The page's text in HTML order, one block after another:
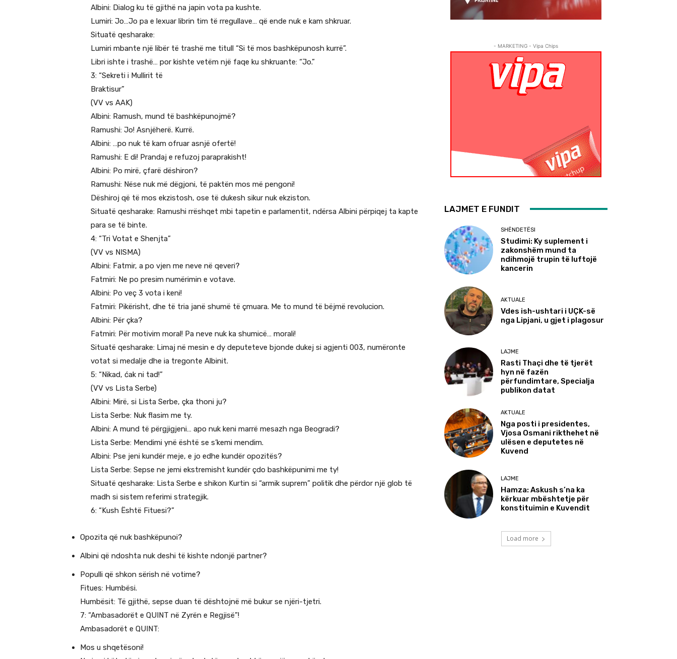
Albini: Dialog ku të gjithë na japin vota pa kushte.
Lumiri: Jo…Jo pa e lexuar librin tim të rregullave… që ende nuk e kam shkruar.
Situatë qesharake:
Lumiri mbante një libër të trashë me titull “Si të mos bashkëpunosh kurrë”.
Libri ishte i trashë… por kishte vetëm një faqe ku shkruante: “Jo.”
3: “Sekreti i Mullirit të
Braktisur”
(VV vs AAK)
Albini: Ramush, mund të bashkëpunojmë?
Ramushi: Jo! Asnjëherë. Kurrë.
Albini: …po nuk të kam ofruar asnjë ofertë!
Ramushi: E di! Prandaj e refuzoj paraprakisht!
Albini: Po mirë, çfarë dëshiron?
Ramushi: Nëse nuk më dëgjoni, të paktën mos më pengoni!
Dëshiroj që të mos ekzistosh, ose të dukesh sikur nuk ekziston.
Situatë qesharake: Ramushi rrëshqet mbi tapetin e parlamentit, ndërsa Albini përpiqej ta kapte
para se të binte.
4: “Tri Votat e Shenjta”
(VV vs NISMA)
Albini: Fatmir, a po vjen me neve në qeveri?
Fatmiri: Ne po presim numërimin e votave.
Albini: Po veç 3 vota i keni!
Fatmiri: Pikërisht, dhe të tria janë shumë të çmuara. Me to mund të bëjmë revolucion.
Albini: Për çka?
Fatmiri: Për motivim moral! Pa neve nuk ka shumicë… morali!
Situatë qesharake: Limaj në mesin e dy deputeteve bjonde dukej si agjenti 003, numëronte
votat si medalje dhe ia tregonte Albinit.
5: “Nikad, ćak ni tad!”
(VV vs Lista Serbe)
Albini: Mirë, si Lista Serbe, çka thoni ju?
Lista Serbe: Nuk flasim me ty.
Albini: A mund të përgjigjeni… apo nuk keni marrë mesazh nga Beogradi?
Lista Serbe: Mendimi ynë është se s’kemi mendim.
Albini: Pse jeni kundër meje, e jo edhe kundër opozitës?
Lista Serbe: Sepse ne jemi ekstremisht kundër çdo bashkëpunimi me ty!
Situatë qesharake: Lista Serbe e shikon Kurtin si “armik suprem” politik dhe përdor një glob të
madh si sistem referimi strategjik.
6: “Kush Është Fituesi?”
Opozita që nuk bashkëpunoi?
Albini që ndoshta nuk deshi të kishte ndonjë partner?
Populli që shkon sërish në votime?
Fitues: Humbësi.
Humbësit: Të gjithë, sepse duan të dështojnë më bukur se njëri-tjetri.
7: “Ambasadorët e QUINT në Zyrën e Regjisë”!
Ambasadorët e QUINT:
Mos u shqetësoni!
- MARKETING - Vipa Chips
LAJMET E FUNDIT
SHËNDETËSI
Studimi: Ky suplement i
zakonshëm mund ta
ndihmojë trupin të luftojë
kancerin
AKTUALE
Vdes ish-ushtari i UÇK-së
nga Lipjani, u gjet i plagosur
LAJME
Rasti Thaçi dhe të tjerët
hyn në fazën
përfundimtare, Specialja
publikon datat
AKTUALE
Nga posti i presidentes,
Vjosa Osmani rikthehet në
ulësen e deputetes në
Kuvend
LAJME
Hamza: Askush s’na ka
kërkuar mbështetje për
konstituimin e Kuvendit
Load more